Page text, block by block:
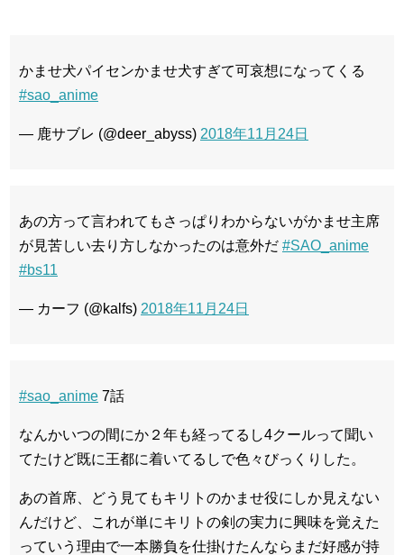
かませ犬パイセンかませ犬すぎて可哀想になってくる
#sao_anime
— 鹿サブレ (@deer_abyss) 2018年11月24日
あの方って言われてもさっぱりわからないがかませ主席
が見苦しい去り方しなかったのは意外だ #SAO_anime
#bs11
— カーフ (@kalfs) 2018年11月24日
#sao_anime 7話
なんかいつの間にか２年も経ってるし4クールって聞い
てたけど既に王都に着いてるしで色々びっくりした。
あの首席、どう見てもキリトのかませ役にしか見えない
んだけど、これが単にキリトの剣の実力に興味を覚えた
っていう理由で一本勝負を仕掛けたんならまだ好感が持